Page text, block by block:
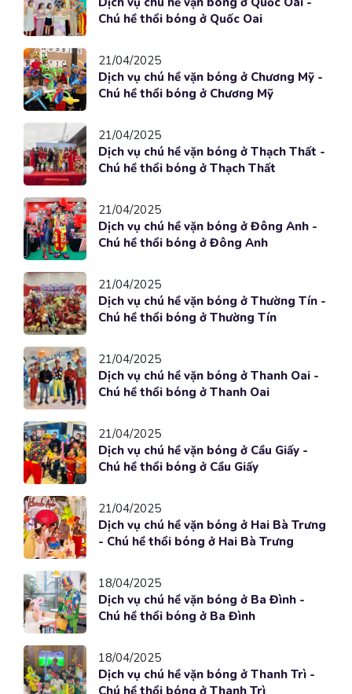
Chú hề thổi bóng ở Quốc Oai
21/04/2025
Dịch vụ chú hề vặn bóng ở Chương Mỹ -
Chú hề thổi bóng ở Chương Mỹ
21/04/2025
Dịch vụ chú hề vặn bóng ở Thạch Thất -
Chú hề thổi bóng ở Thạch Thất
21/04/2025
Dịch vụ chú hề vặn bóng ở Đông Anh -
Chú hề thổi bóng ở Đông Anh
21/04/2025
Dịch vụ chú hề vặn bóng ở Thường Tín -
Chú hề thổi bóng ở Thường Tín
21/04/2025
Dịch vụ chú hề vặn bóng ở Thanh Oai -
Chú hề thổi bóng ở Thanh Oai
21/04/2025
Dịch vụ chú hề vặn bóng ở Cầu Giấy -
Chú hề thổi bóng ở Cầu Giấy
21/04/2025
Dịch vụ chú hề vặn bóng ở Hai Bà Trưng
- Chú hề thổi bóng ở Hai Bà Trưng
18/04/2025
Dịch vụ chú hề vặn bóng ở Ba Đình -
Chú hề thổi bóng ở Ba Đình
18/04/2025
Dịch vụ chú hề vặn bóng ở Thanh Trì -
Chú hề thổi bóng ở Thanh Trì